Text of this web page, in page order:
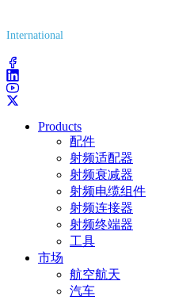
International
Products
配件
射频适配器
射频衰减器
射频电缆组件
射频连接器
射频终端器
工具
市场
航空航天
汽车